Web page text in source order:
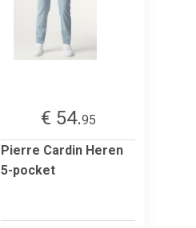
€ 54.95
Pierre Cardin Heren
5-pocket